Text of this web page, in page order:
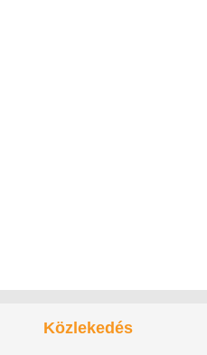
Közlekedés